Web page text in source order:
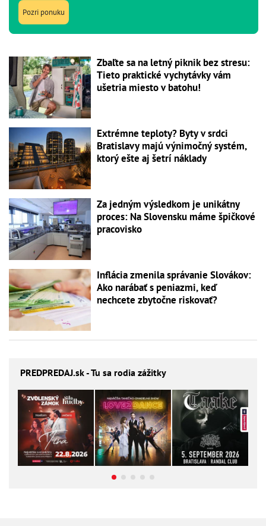
Pozri ponuku
Zbaľte sa na letný piknik bez stresu:
Tieto praktické vychytávky vám
ušetria miesto v batohu!
Extrémne teploty? Byty v srdci
Bratislavy majú výnimočný systém,
ktorý ešte aj šetrí náklady
Za jedným výsledkom je unikátny
proces: Na Slovensku máme špičkové
pracovisko
Inflácia zmenila správanie Slovákov:
Ako narábať s peniazmi, keď
nechcete zbytočne riskovať?
PREDPREDAJ.sk - Tu sa rodia zážitky